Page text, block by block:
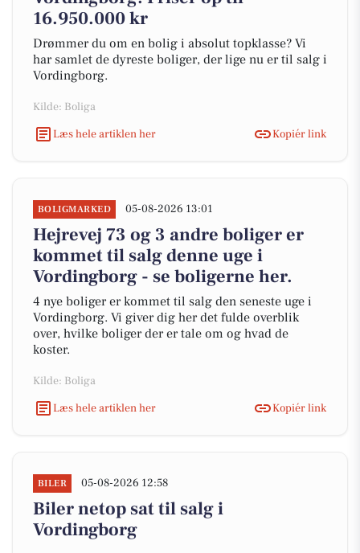
16.950.000 kr
Drømmer du om en bolig i absolut topklasse? Vi
har samlet de dyreste boliger, der lige nu er til salg i
Vordingborg.
Kilde: Boliga
Læs hele artiklen her
Kopiér link
BOLIGMARKED 05-08-2026 13:01
Hejrevej 73 og 3 andre boliger er
kommet til salg denne uge i
Vordingborg - se boligerne her.
4 nye boliger er kommet til salg den seneste uge i
Vordingborg. Vi giver dig her det fulde overblik
over, hvilke boliger der er tale om og hvad de
koster.
Kilde: Boliga
Læs hele artiklen her
Kopiér link
BILER 05-08-2026 12:58
Biler netop sat til salg i
Vordingborg